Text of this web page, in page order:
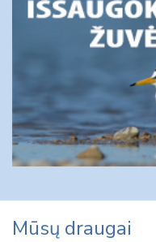
Mūsų draugai